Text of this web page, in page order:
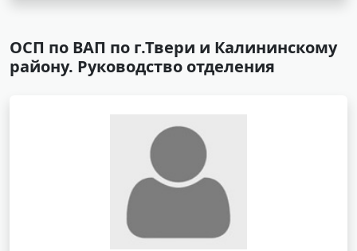
ОСП по ВАП по г.Твери и Калининскому
району. Руководство отделения